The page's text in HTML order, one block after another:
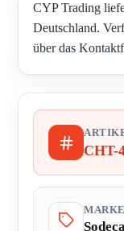
CYP Trading
Deutschland.
über das
CHT-
MARKE